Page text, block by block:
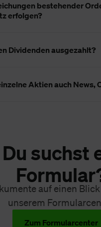
bestehender
erfolgen?
Dividenden ausgezahlt?
Aktien auch News,
Du suchst
auf einen
unserem
Zum Formularcenter